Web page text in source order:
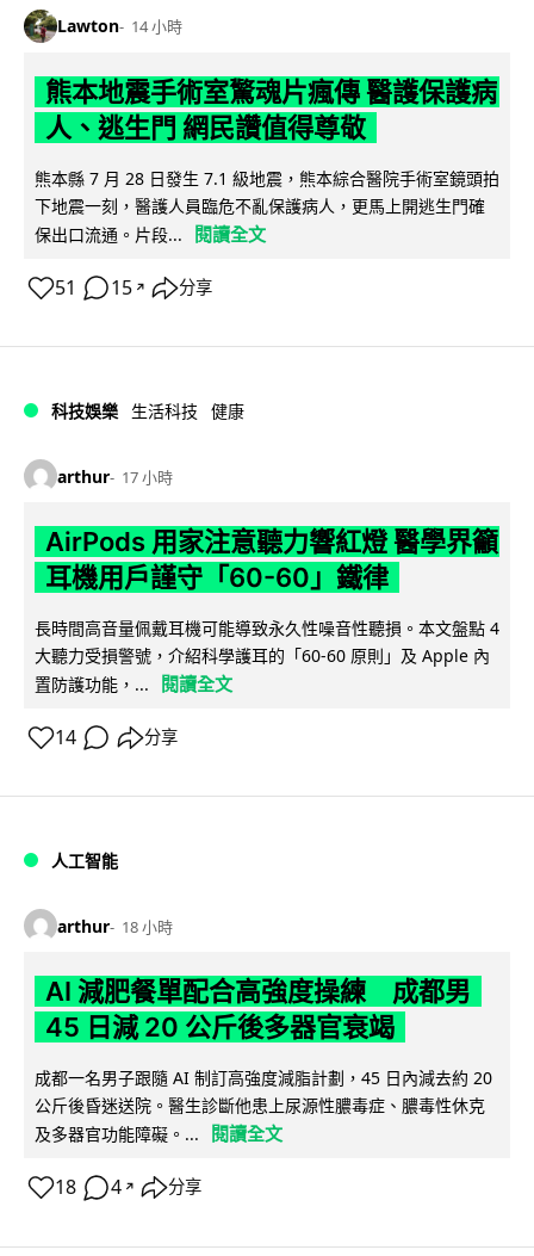
Lawton 14 小時
熊本地震手術室驚魂片瘋傳 醫護保護病
人、逃生門 網民讚值得尊敬
熊本縣 7 月 28 日發生 7.1 級地震，熊本綜合醫院手術室鏡頭拍
下地震一刻，醫護人員臨危不亂保護病人，更馬上開逃生門確
保出口流通。片段...
閱讀全文
51 15 ↗ 分享
科技娛樂 生活科技 健康
arthur 17 小時
AirPods 用家注意聽力響紅燈 醫學界籲
耳機用戶謹守「60-60」鐵律
長時間高音量佩戴耳機可能導致永久性噪音性聽損。本文盤點 4
大聽力受損警號，介紹科學護耳的「60-60 原則」及 Apple 內
置防護功能，...
閱讀全文
14 分享
人工智能
arthur 18 小時
AI 減肥餐單配合高強度操練 成都男
45 日減 20 公斤後多器官衰竭
成都一名男子跟隨 AI 制訂高強度減脂計劃，45 日內減去約 20
公斤後昏迷送院。醫生診斷他患上尿源性膿毒症、膿毒性休克
及多器官功能障礙。...
閱讀全文
18 4 ↗ 分享